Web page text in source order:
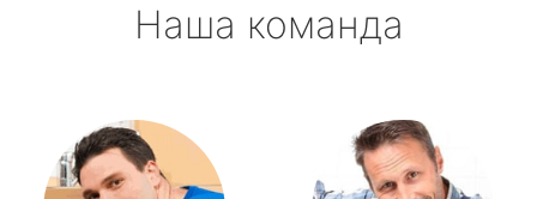
Наша команда